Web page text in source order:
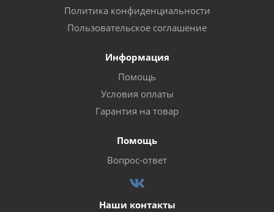
Политика конфиденциальности
Пользовательское соглашение
Информация
Помощь
Условия оплаты
Гарантия на товар
Помощь
Вопрос-ответ
Наши контакты